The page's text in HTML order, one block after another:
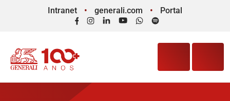
Intranet generali.com
Portal
FacebookInstagram
LinkedInYouTubeWhatsApp
Spotify